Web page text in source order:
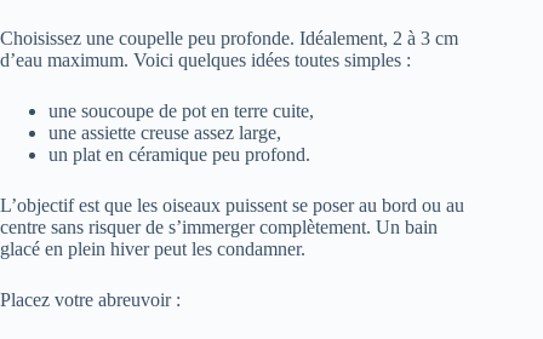
Choisissez une coupelle peu profonde. Idéalement, 2 à 3 cm
d’eau maximum. Voici quelques idées toutes simples :
une soucoupe de pot en terre cuite,
une assiette creuse assez large,
un plat en céramique peu profond.
L’objectif est que les oiseaux puissent se poser au bord ou au
centre sans risquer de s’immerger complètement. Un bain
glacé en plein hiver peut les condamner.
Placez votre abreuvoir :